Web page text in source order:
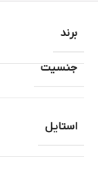
جنسیت
استایل
برند